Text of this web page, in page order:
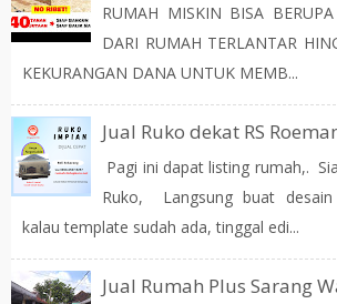
RUMAH MISKIN BISA
DARI RUMAH TERLANTAR
KEKURANGAN DANA UNTUK MEMB...
Jual Ruko dekat RS
Pagi ini dapat listing rumah,.
Ruko, Langsung buat
kalau template sudah ada, tinggal edi...
Jual Rumah Plus Sarang